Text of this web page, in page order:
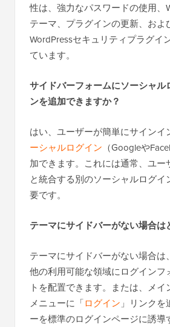
性は、強力なパスワードの使用、
テーマ、プラグインの更新、およ
WordPressセキュリティプラグイ
ています。
サイドバーフォームにソーシャル
ンを追加できますか？
はい、ユーザーが簡単にサインイ
ーシャルログイン （Googleや
加できます。これには通常、ユー
と統合する別のソーシャルログイ
要です。
テーマにサイドバーがない場合は
テーマにサイドバーがない場合は
他の利用可能な領域にログインフ
トを配置できます。または、メ
メニューに「ログイン 」リンク
ーを標準のログインページに誘導